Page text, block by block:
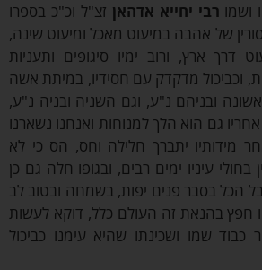
רבי יחייא אדהאןזצ"ל וכ"כ בספרו
של אהבה במיעוט מאכל ומיעוט שינה,
ארץ, ורוב ימיו סיגופים ותעניות
מדקדק עם חסידיו, במיתת אשה
נ"ע, וגם השניה ובניה נ"ע,
גם הוא הלך למנוחות ואנחנו נשארנו
יתברך חלילה וחס, הס כי לא
עיניו ימים רבים, ובגופו חלה גם כן
בסבר פנים יפות, בשמחה ובטוב לב
בהנאת זה העולם כלל, דוקא לעשות
שמו ושכינתו שהיא עימנו כביכול